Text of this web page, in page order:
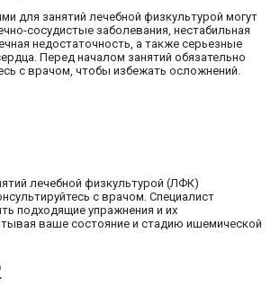
для занятий лечебной физкультурой могут
сосудистые заболевания, нестабильная
недостаточность, а также серьезные
Перед началом занятий обязательно
с врачом, чтобы избежать осложнений.
лечебной физкультурой (ЛФК)
с врачом. Специалист
подходящие упражнения и их
ваше состояние и стадию ишемической